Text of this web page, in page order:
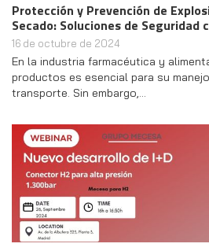
Protección y Prevención de
Secado: Soluciones de Seguridad
16 de octubre de 2024
En la industria farmacéutica y
productos es esencial para su
transporte. Sin embargo,…